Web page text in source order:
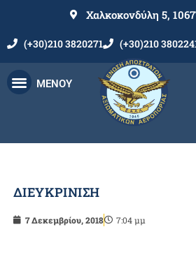
Χαλκοκονδύλη 5,
(+30)210 3820271 (+30)210
ΜΕΝΟΥ
ΔΙΕΥΚΡΙΝΙΣΗ
7 Δεκεμβρίου, 2018 7:04 μμ